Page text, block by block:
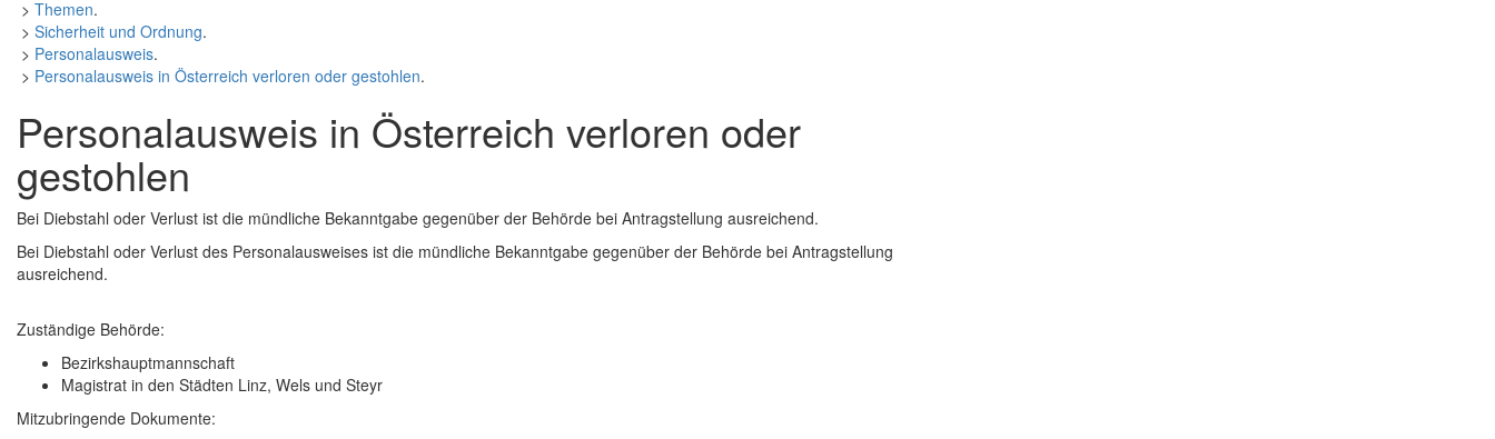
> Themen.
> Sicherheit und Ordnung.
> Personalausweis.
> Personalausweis in Österreich verloren oder gestohlen.
Personalausweis in Österreich verloren oder
gestohlen
Bei Diebstahl oder Verlust ist die mündliche Bekanntgabe gegenüber der Behörde bei Antragstellung ausreichend.
Bei Diebstahl oder Verlust des Personalausweises ist die mündliche Bekanntgabe gegenüber der Behörde bei Antragstellung
ausreichend.
Zuständige Behörde:
Bezirkshauptmannschaft
Magistrat in den Städten Linz, Wels und Steyr
Mitzubringende Dokumente: